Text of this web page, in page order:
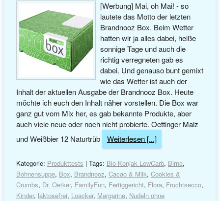
[Werbung] Mai, oh Mai! - so
lautete das Motto der letzten
Brandnooz Box. Beim Wetter
hatten wir ja alles dabei, heiße
sonnige Tage und auch die
richtig verregneten gab es
dabei. Und genauso bunt gemixt
wie das Wetter ist auch der
Inhalt der aktuellen Ausgabe der Brandnooz Box. Heute
möchte ich euch den Inhalt näher vorstellen. Die Box war
ganz gut vom Mix her, es gab bekannte Produkte, aber
auch viele neue oder noch nicht probierte. Oettinger Malz
und Weißbier 12 Naturtrüb
Weiterlesen [...]
Kategorie: Produkttests | Tags: Bio Konjak LowCarb, Birne,
Bohnensuppe, Box, Brandnooz, Cacao & Milk, Cookies &
Crumbs, Dr. Oetker, FamilyFun, Fertiggericht, Flora, Fruchtsecco,
Kinder, laktosefrei, Loacker, Margarine, Nudeln ohne